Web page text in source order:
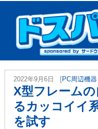
2022年9月6日 [PC周辺機
X型フレーム
るカッコイイ
を試す